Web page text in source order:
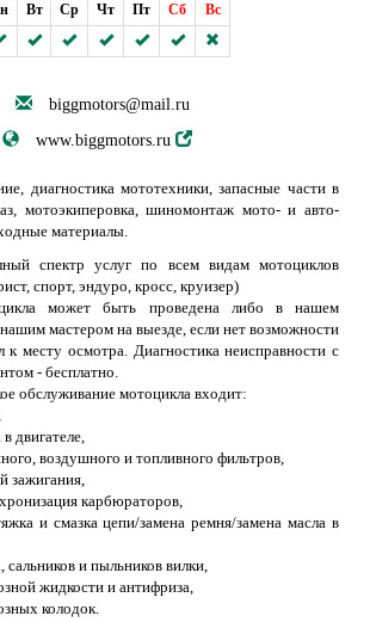
Вт Ср Чт Пт Сб Вс
biggmotors@mail.ru
www.biggmotors.ru
диагностика мототехники, запасные части в
мотоэкиперовка, шиномонтаж мото- и авто-
материалы.
спектр услуг по всем видам мотоциклов
спорт, эндуро, кросс, круизер)
может быть проведена либо в нашем
мастером на выезде, если нет возможности
к месту осмотра. Диагностика неисправности с
- бесплатно.
обслуживание мотоцикла входит:
двигателе,
воздушного и топливного фильтров,
зажигания,
карбюраторов,
и смазка цепи/замена ремня/замена масла в
сальников и пыльников вилки,
жидкости и антифриза,
колодок.